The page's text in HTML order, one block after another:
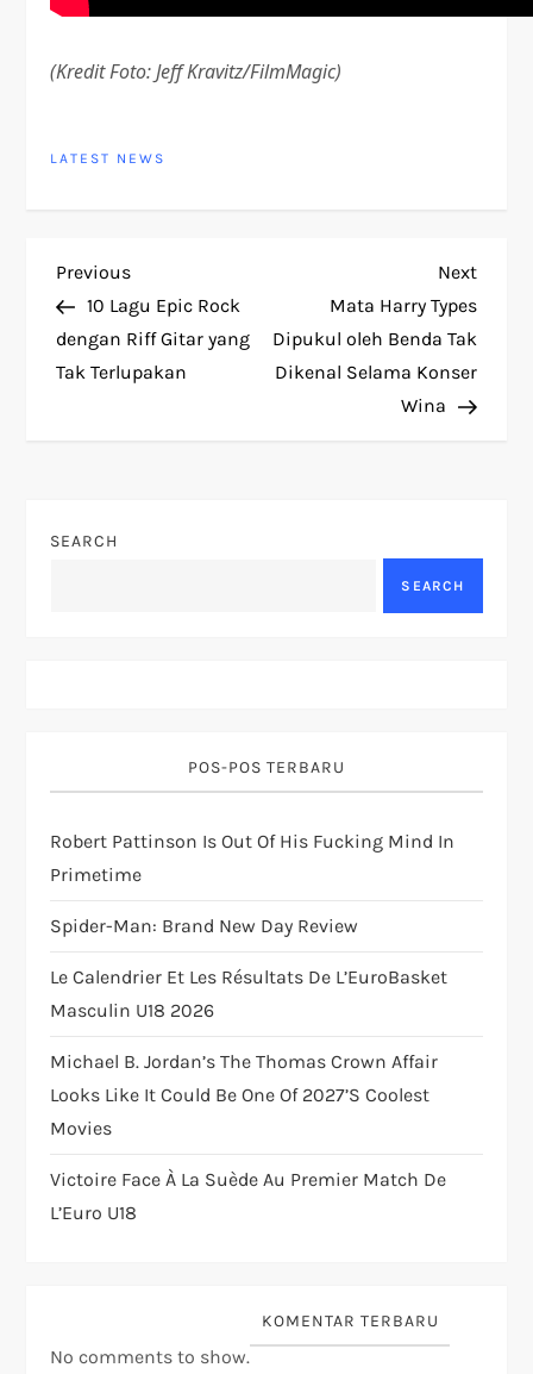
(Kredit Foto: Jeff Kravitz/FilmMagic)
LATEST NEWS
P
o
s
a
a
t
i
o
n
Previous
Post
Previous
10 Lagu Epic Rock
dengan Riff Gitar yang
Tak Terlupakan
Next
Post
Next
Mata Harry Types
Dipukul oleh Benda Tak
Dikenal Selama Konser
Wina
SEARCH
SEARCH
POS-POS TERBARU
Robert Pattinson Is Out Of His Fucking Mind In
Primetime
Spider-Man: Brand New Day Review
Le Calendrier Et Les Résultats De L’EuroBasket
Masculin U18 2026
Michael B. Jordan’s The Thomas Crown Affair
Looks Like It Could Be One Of 2027’s Coolest
Movies
Victoire Face À La Suède Au Premier Match De
L’Euro U18
No comments to show.
KOMENTAR TERBARU